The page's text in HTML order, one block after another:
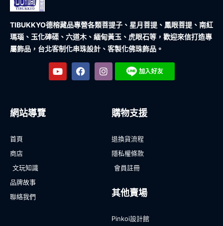
TIBUKKYO德榕藏品專營各類菩提子、星月菩提、鳳眼菩提、南紅
瑪瑙、玉化硨磲、六道木、緬甸黃玉、虎眼石等，歡迎來信打造專
屬飾品，台北客制化串珠設計、客製化佛珠飾品。
網站導覽
首頁
商店
文玩知識
品牌故事
聯絡我們
購物支援
退換貨流程
隱私權條款
會員註冊
其他賣場
Pinkoi設計館